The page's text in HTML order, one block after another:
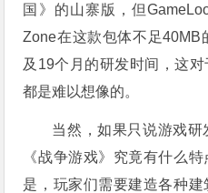
国》的山寨版，但
Zone在这款包体不足40MB
及19个月的研发时间，这
都是难以想像的。
当然，如果只说游戏
《战争游戏》究竟有什么
是，玩家们需要建造各种